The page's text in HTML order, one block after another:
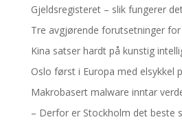
Gjeldsregisteret – slik fungerer
Tre avgjørende forutsetninger
Kina satser hardt på kunstig
Oslo først i Europa med elsykkel
Makrobasert malware inntar
– Derfor er Stockholm det beste